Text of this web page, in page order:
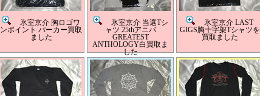
氷室京介 胸ロゴワ
ンポイント パーカー買取
ました
氷室京介 当選Tシ
ャツ 25thアニバ
GREATEST
ANTHOLOGY白買取ま
した
氷室京介 LAST
GIGS胸十字架Tシャツを
買取ました